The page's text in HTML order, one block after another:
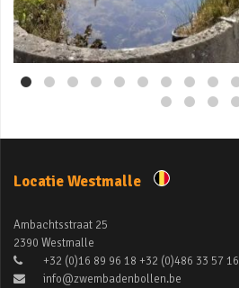
Mei 3
Locatie Westmalle
Ambachtsstraat 25
2390 Westmalle
+32 (0)16 89 96 18 +32 (0)486 33 57 16
info@zwembadenbollen.be